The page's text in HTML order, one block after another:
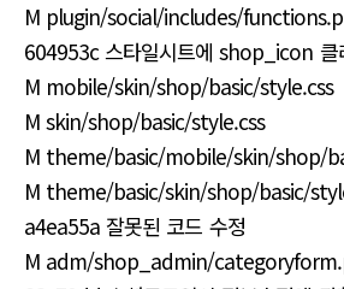
M plugin/social/includes/
604953c 스타일시트에 shop_icon 클
M mobile/skin/shop/basic/style.css
M skin/shop/basic/style.css
M theme/basic/mobile/skin/shop/
M theme/basic/skin/shop/basic/
a4ea55a 잘못된 코드 수정
M adm/shop_admin/